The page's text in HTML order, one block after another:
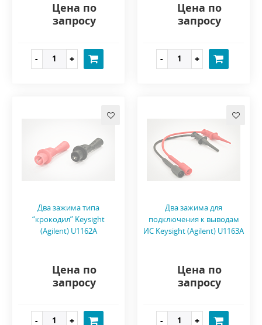
Цена по
запросу
Цена по
запросу
Два зажима типа
“крокодил” Keysight
(Agilent) U1162A
Цена по
запросу
Два зажима для
подключения к выводам
ИС Keysight (Agilent) U1163A
Цена по
запросу